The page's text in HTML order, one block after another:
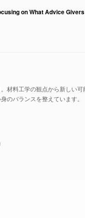
on What Advice
材料工学の観点から新しい
のバランスを整えています。